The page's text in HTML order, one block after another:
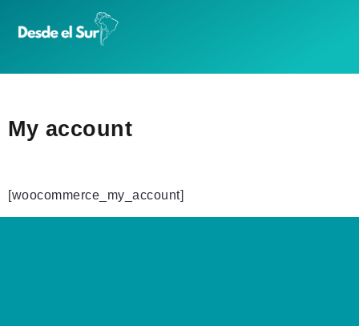
My account
[woocommerce_my_account]